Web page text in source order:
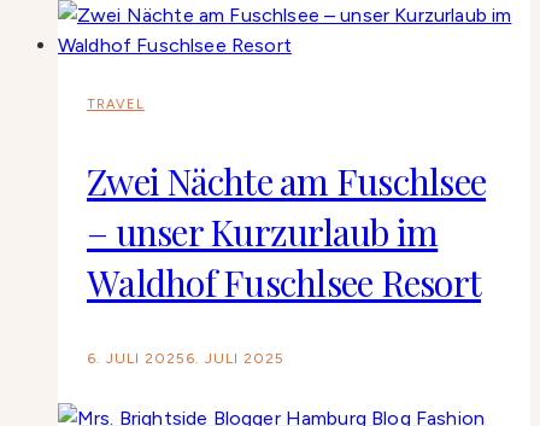
TRAVEL
Zwei Nächte am Fuschlsee
– unser Kurzurlaub im
Waldhof Fuschlsee Resort
6. JULI 2025 6. JULI 2025